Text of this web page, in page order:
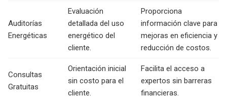
Auditorías
Energéticas
Evaluación
detallada del uso
energético del
cliente.
Proporciona
información clave para
mejoras en eficiencia y
reducción de costos.
Consultas
Gratuitas
Orientación inicial
sin costo para el
cliente.
Facilita el acceso a
expertos sin barreras
financieras.